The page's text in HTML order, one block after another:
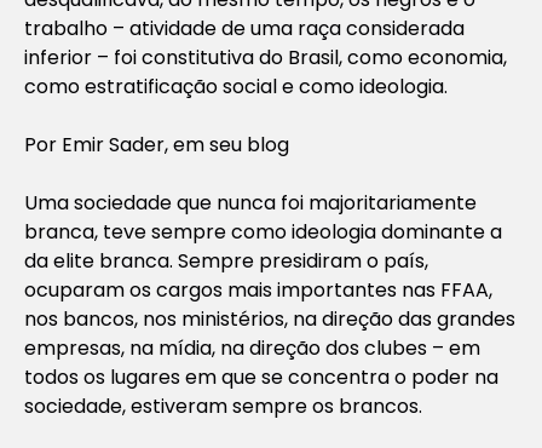
trabalho – atividade de uma raça considerada
inferior – foi constitutiva do Brasil, como economia,
como estratificação social e como ideologia.
Por Emir Sader, em seu blog
Uma sociedade que nunca foi majoritariamente
branca, teve sempre como ideologia dominante a
da elite branca. Sempre presidiram o país,
ocuparam os cargos mais importantes nas FFAA,
nos bancos, nos ministérios, na direção das grandes
empresas, na mídia, na direção dos clubes – em
todos os lugares em que se concentra o poder na
sociedade, estiveram sempre os brancos.